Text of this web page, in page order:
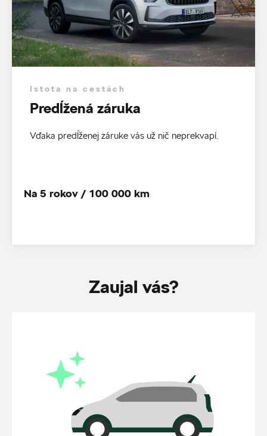
Istota na cestách
Predĺžená záruka
Vďaka predĺženej záruke vás už nič neprekvapí.
Na 5 rokov / 100 000 km
Zaujal vás?